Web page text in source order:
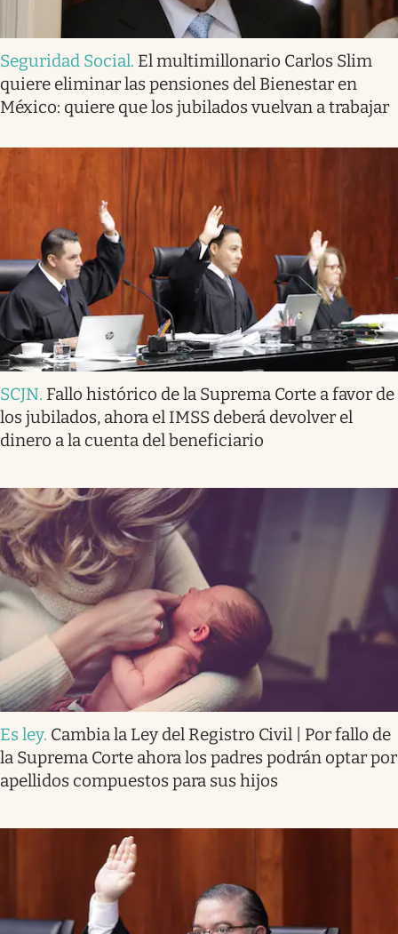
Seguridad Social. El multimillonario Carlos Slim
quiere eliminar las pensiones del Bienestar en
México: quiere que los jubilados vuelvan a trabajar
SCJN. Fallo histórico de la Suprema Corte a favor de
los jubilados, ahora el IMSS deberá devolver el
dinero a la cuenta del beneficiario
Es ley. Cambia la Ley del Registro Civil | Por fallo de
la Suprema Corte ahora los padres podrán optar por
apellidos compuestos para sus hijos